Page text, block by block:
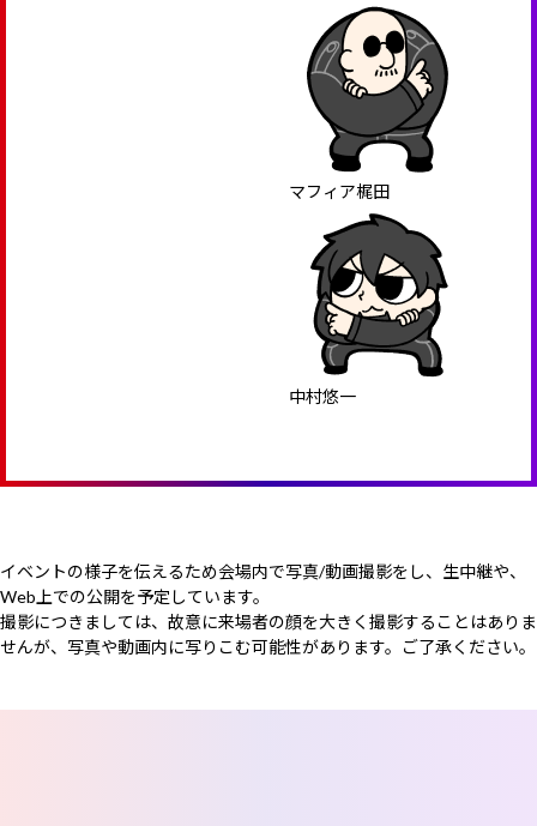
マフィア梶田
中村悠一
イベントの様子を伝えるため会場内で写真/動画撮影をし、生中継や、
Web上での公開を予定しています。
撮影につきましては、故意に来場者の顔を大きく撮影することはありま
せんが、写真や動画内に写りこむ可能性があります。ご了承ください。